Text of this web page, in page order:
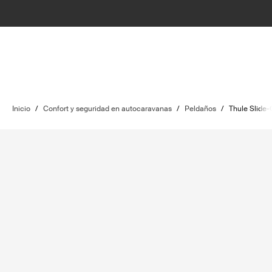
Inicio / Confort y seguridad en autocaravanas / Peldaños / Thule Slide-